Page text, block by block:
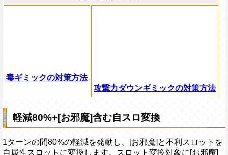
毒ギミックの対策方法
攻撃力ダウンギミックの対策方法
軽減80%+[お邪魔]含む自スロ変換
1ターンの間80%の軽減を発動し、[お邪魔]と不利スロットを
自属性スロットに変換します。スロット変換対象に[お邪魔]